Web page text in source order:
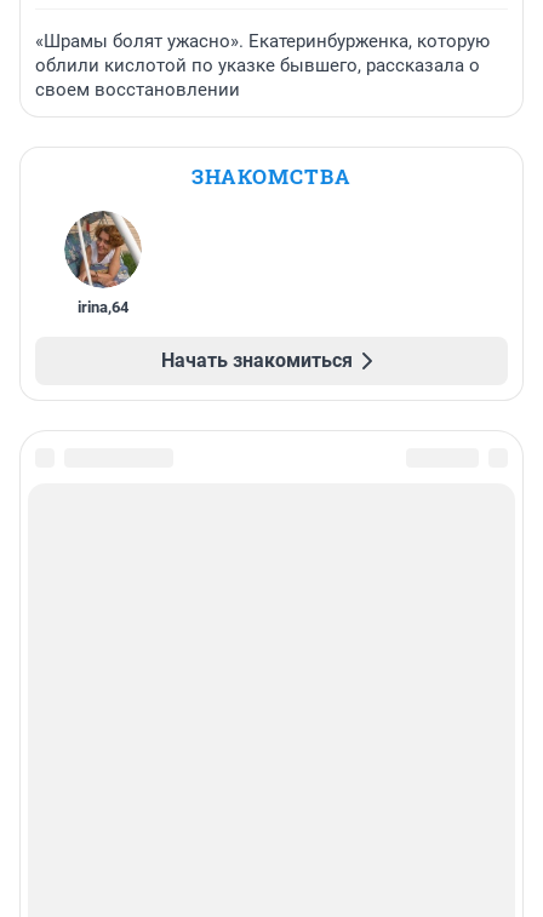
«Шрамы болят ужасно». Екатеринбурженка, которую
облили кислотой по указке бывшего, рассказала о
своем восстановлении
ЗНАКОМСТВА
irina,64
Начать знакомиться